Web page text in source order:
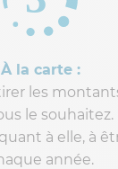
À la carte :
les
le souhaitez.
à elle, à
année.